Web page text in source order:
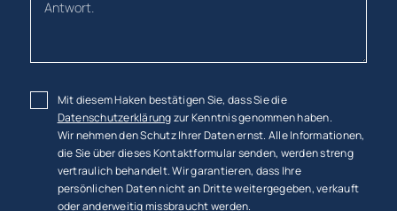
Mit diesem Haken bestätigen Sie, dass Sie die
Datenschutzerklärungzur Kenntnis genommen haben.
Wir nehmen den Schutz Ihrer Daten ernst. Alle Informationen,
die Sie über dieses Kontaktformular senden, werden streng
vertraulich behandelt. Wir garantieren, dass Ihre
persönlichen Daten nicht an Dritte weitergegeben, verkauft
oder anderweitig missbraucht werden.